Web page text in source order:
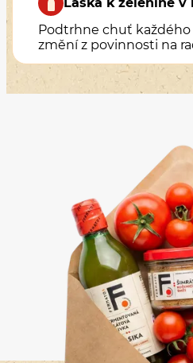
Podtrhne chuť každého
změní z povinnosti na